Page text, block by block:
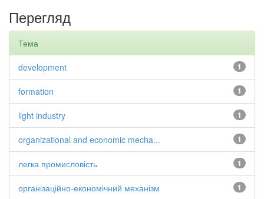
Перегляд
Тема
1
development
1
formation
1
light industry
1
organizational and economic mecha...
1
легка промисловість
1
організаційно-економічний механізм